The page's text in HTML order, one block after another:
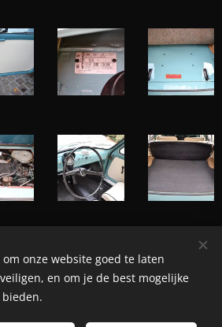
© Henri's classics
Cookies
onze website goed te laten
en om je de best mogelijke